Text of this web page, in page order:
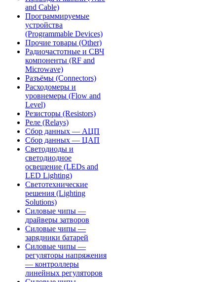
and Cable)
Программируемые
устройства
(Programmable Devices)
Прочие товары (Other)
Радиочастотные и СВЧ
компоненты (RF and
Microwave)
Разъёмы (Connectors)
Расходомеры и
уровнемеры (Flow and
Level)
Резисторы (Resistors)
Реле (Relays)
Сбор данных — АЦП
Сбор данных — ЦАП
Светодиоды и
светодиодное
освещение (LEDs and
LED Lighting)
Светотехнические
решения (Lighting
Solutions)
Силовые чипы —
драйверы затворов
Силовые чипы —
зарядники батарей
Силовые чипы —
регуляторы напряжения
— контроллеры
линейных регуляторов